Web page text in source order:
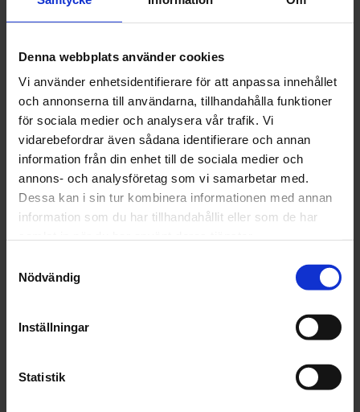
Denna webbplats använder cookies
Vi använder enhetsidentifierare för att anpassa innehållet
och annonserna till användarna, tillhandahålla funktioner
för sociala medier och analysera vår trafik. Vi
vidarebefordrar även sådana identifierare och annan
information från din enhet till de sociala medier och
annons- och analysföretag som vi samarbetar med.
Dessa kan i sin tur kombinera informationen med annan
information som du har tillhandahållit eller som de har
Nödvändig
Inställningar
Statistik
februari (18)
2024
december (32)
november (1)
oktober (1)
september (1)
juni (1)
maj (1)
april (2)
mars (4)
2023
oktober (3)
augusti (3)